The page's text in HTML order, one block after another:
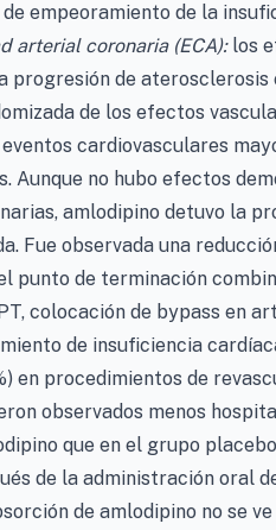
empeoramiento de la
arterial coronaria (ECA):los
progresión de
de los efectos
cardiovasculares
Aunque no hubo efectos
amlodipino detuvo la
Fue observada una
punto de terminación
colocación de bypass en
de insuficiencia
en procedimientos de
observados menos
que en el grupo
de la administración oral
de amlodipino no se